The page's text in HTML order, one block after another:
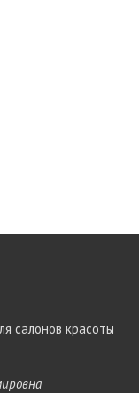
салонов красоты